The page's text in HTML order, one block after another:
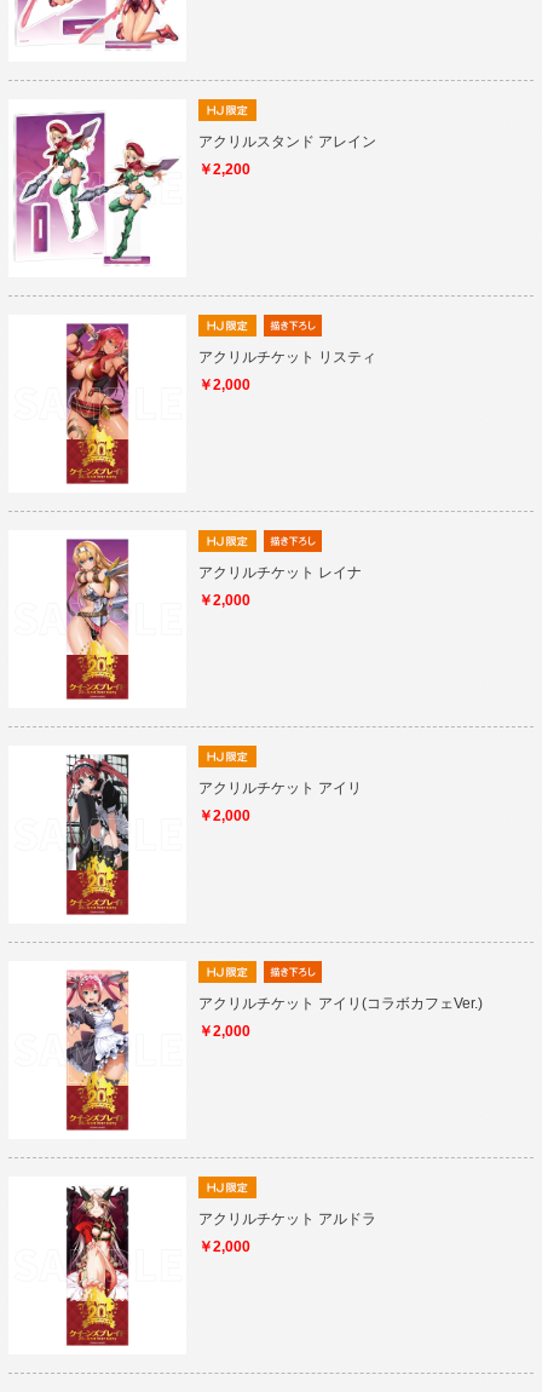
アクリルスタンド アレイン
￥2,200
アクリルチケット リスティ
￥2,000
アクリルチケット レイナ
￥2,000
アクリルチケット アイリ
￥2,000
アクリルチケット アイリ(コラボカフェVer.)
￥2,000
アクリルチケット アルドラ
￥2,000